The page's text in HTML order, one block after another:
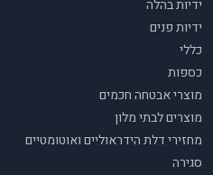
ידיות בהלה
ידיות פנים
כללי
כספות
מוצרי אבטחה חכמים
מוצרים לבתי מלון
מחזירי דלת הידראוליים ואוטומטיים
סגירה